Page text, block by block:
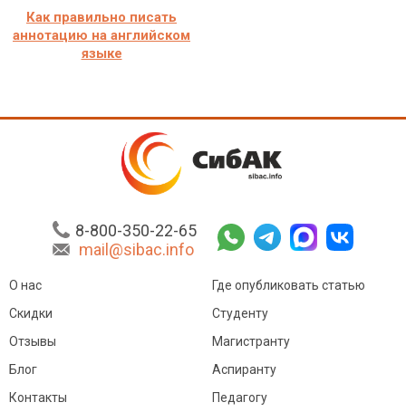
Как правильно писать
аннотацию на английском
языке
8-800-350-22-65
mail@sibac.info
О нас
Скидки
Отзывы
Блог
Контакты
Где опубликовать статью
Студенту
Магистранту
Аспиранту
Педагогу